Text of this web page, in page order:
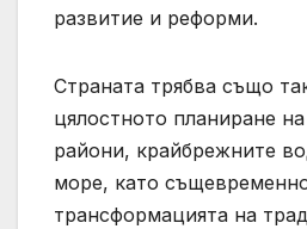
развитие и реформи.
Страната трябва също
цялостното планиране
райони, крайбрежните
море, като
трансформацията на